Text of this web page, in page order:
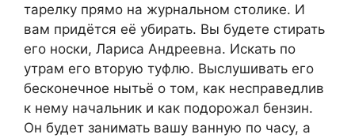
тарелку прямо на журнальном столике. И
вам придётся её убирать. Вы будете стирать
его носки, Лариса Андреевна. Искать по
утрам его вторую туфлю. Выслушивать его
бесконечное нытьё о том, как несправедлив
к нему начальник и как подорожал бензин.
Он будет занимать вашу ванную по часу, а